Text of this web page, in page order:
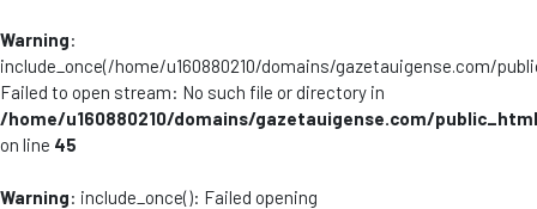
Warning:
include_once(/home/u160880210/domains/gazetauigense.com/
Failed to open stream: No such file or directory in
/home/u160880210/domains/gazetauigense.com/
on line 45
Warning: include_once(): Failed opening